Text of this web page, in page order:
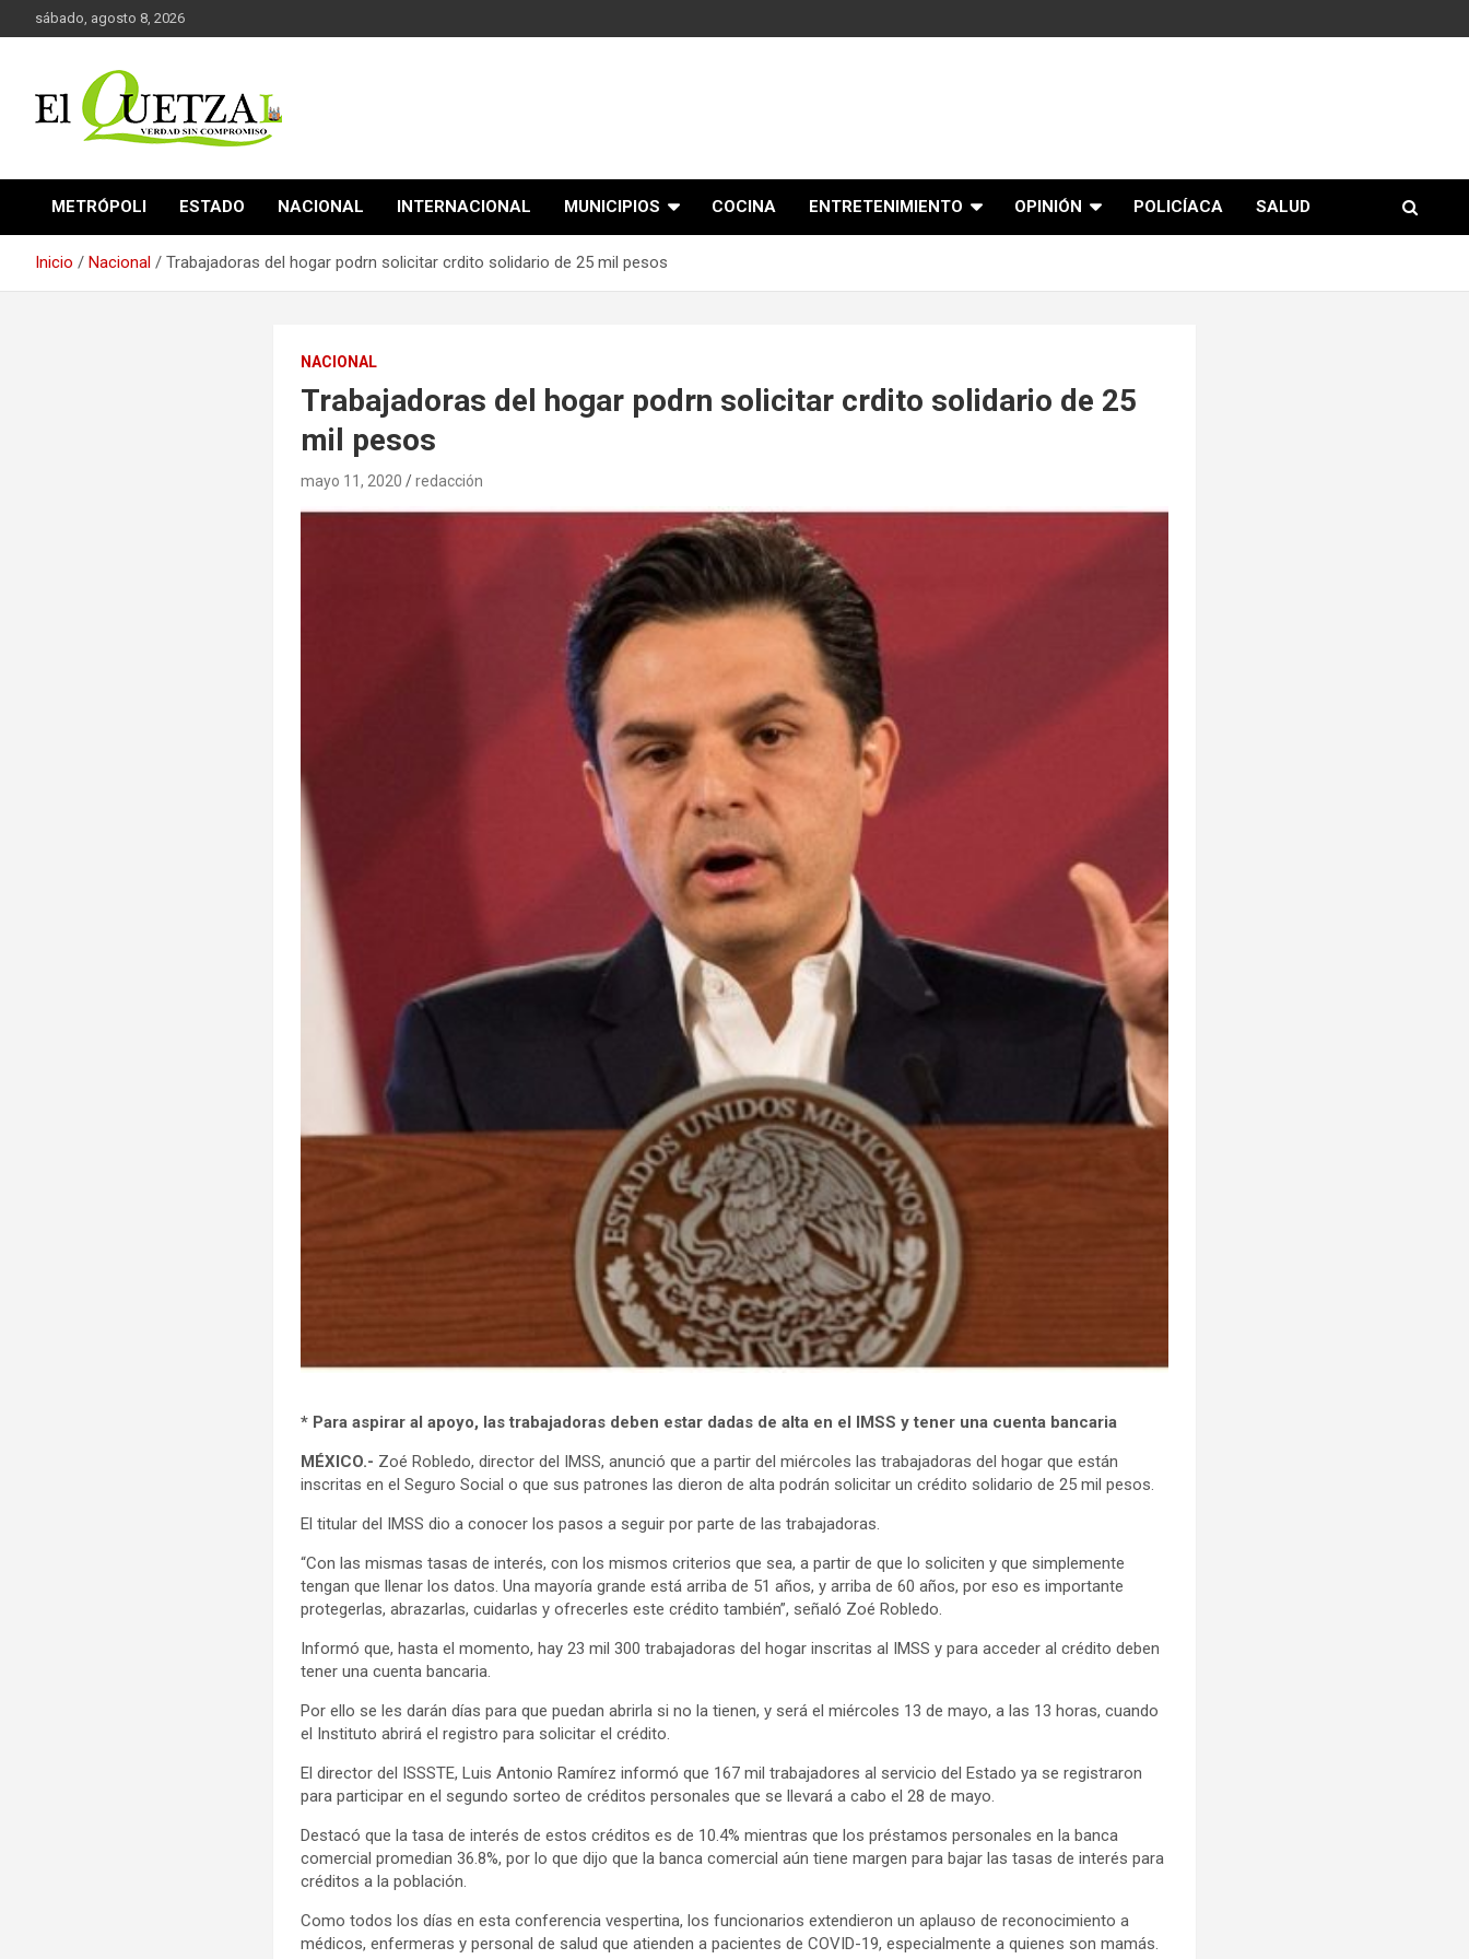
al
sábado, agosto 8, 2026
El Quetzal de Cholula
METRÓPOLI ESTADO NACIONAL INTERNACIONAL MUNICIPIOS COCINA ENTRETENIMIENTO OPINIÓN POLICÍACA SALUD
Inicio Nacional Trabajadoras del hogar podrn solicitar crdito solidario de 25 mil pesos
NACIONAL
Trabajadoras del hogar podrn solicitar crdito solidario de 25
mil pesos
mayo 11, 2020 redacción
* Para aspirar al apoyo, las trabajadoras deben estar dadas de alta en el IMSS y tener una cuenta bancaria
MÉXICO.- Zoé Robledo, director del IMSS, anunció que a partir del miércoles las trabajadoras del hogar que están
inscritas en el Seguro Social o que sus patrones las dieron de alta podrán solicitar un crédito solidario de 25 mil pesos.
El titular del IMSS dio a conocer los pasos a seguir por parte de las trabajadoras.
“Con las mismas tasas de interés, con los mismos criterios que sea, a partir de que lo soliciten y que simplemente
tengan que llenar los datos. Una mayoría grande está arriba de 51 años, y arriba de 60 años, por eso es importante
protegerlas, abrazarlas, cuidarlas y ofrecerles este crédito también”, señaló Zoé Robledo.
Informó que, hasta el momento, hay 23 mil 300 trabajadoras del hogar inscritas al IMSS y para acceder al crédito deben
tener una cuenta bancaria.
Por ello se les darán días para que puedan abrirla si no la tienen, y será el miércoles 13 de mayo, a las 13 horas, cuando
el Instituto abrirá el registro para solicitar el crédito.
El director del ISSSTE, Luis Antonio Ramírez informó que 167 mil trabajadores al servicio del Estado ya se registraron
para participar en el segundo sorteo de créditos personales que se llevará a cabo el 28 de mayo.
Destacó que la tasa de interés de estos créditos es de 10.4% mientras que los préstamos personales en la banca
comercial promedian 36.8%, por lo que dijo que la banca comercial aún tiene margen para bajar las tasas de interés para
créditos a la población.
Como todos los días en esta conferencia vespertina, los funcionarios extendieron un aplauso de reconocimiento a
médicos, enfermeras y personal de salud que atienden a pacientes de COVID-19, especialmente a quienes son mamás.